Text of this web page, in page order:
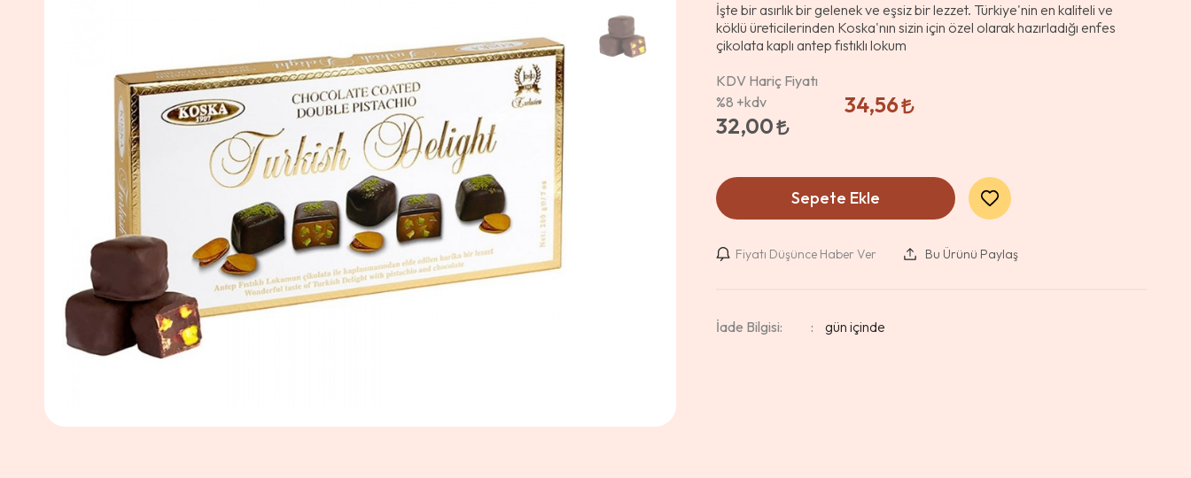
İşte bir asırlık bir gelenek ve eşsiz bir lezzet. Türkiye'nin en kaliteli ve
köklü üreticilerinden Koska'nın sizin için özel olarak hazırladığı enfes
çikolata kaplı antep fıstıklı lokum
KDV Hariç Fiyatı
%8 +kdv
32,00
34,56
Sepete Ekle
Fiyatı Düşünce Haber Ver Bu Ürünü Paylaş
İade Bilgisi: